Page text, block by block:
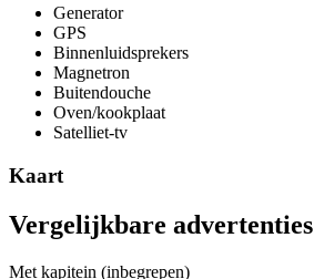
Generator
GPS
Binnenluidsprekers
Magnetron
Buitendouche
Oven/kookplaat
Satelliet-tv
Kaart
Vergelijkbare advertenties
Met kapitein (inbegrepen)